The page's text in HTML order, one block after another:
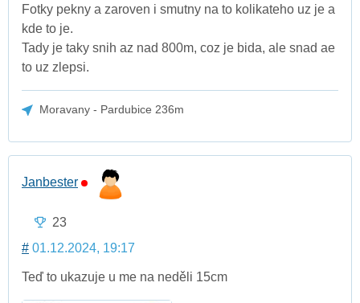
Fotky pekny a zaroven i smutny na to kolikateho uz je a
kde to je.
Tady je taky snih az nad 800m, coz je bida, ale snad ae
to uz zlepsi.
Moravany - Pardubice 236m
Janbester
23
# 01.12.2024, 19:17
Teď to ukazuje u me na neděli 15cm